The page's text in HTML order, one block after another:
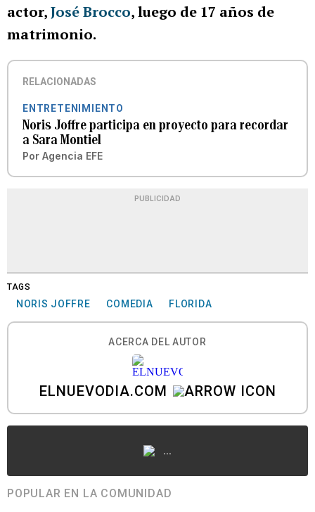
actor,José Brocco, luego de 17 años de
matrimonio.
RELACIONADAS
ENTRETENIMIENTO
Noris Joffre participa en proyecto para recordar
a Sara Montiel
Por Agencia EFE
PUBLICIDAD
TAGS
NORIS JOFFRE COMEDIA FLORIDA
ACERCA DEL AUTOR
ELNUEVODIA.COM
...
POPULAR EN LA COMUNIDAD